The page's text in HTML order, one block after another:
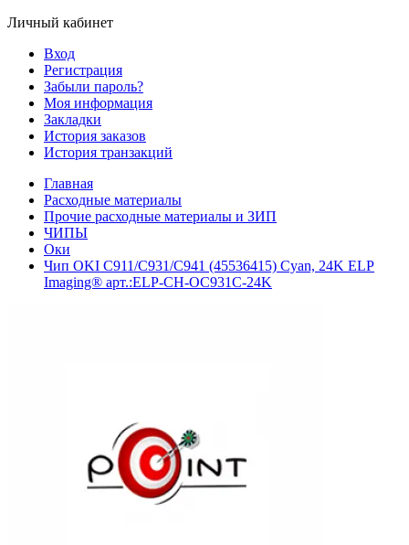
Личный кабинет
Вход
Регистрация
Забыли пароль?
Моя информация
Закладки
История заказов
История транзакций
Главная
Расходные материалы
Прочие расходные материалы и ЗИП
ЧИПЫ
Оки
Чип OKI C911/С931/С941 (45536415) Cyan, 24K ELP
Imaging® арт.:ELP-CH-OC931C-24K